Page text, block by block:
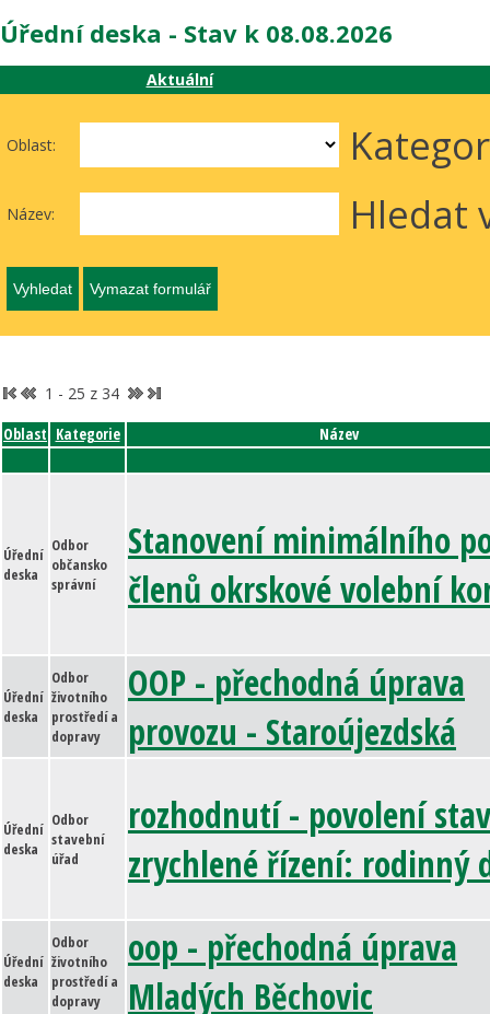
Úřední deska - Stav k 08.08.2026
Aktuální
Oblast:
Název: Hledat
1 - 25 z 34
Oblast Kategorie Název
Úřední
deska
Odbor
občansko
správní
Stanovení minimálního
členů okrskové volební
Úřední
deska
Odbor
životního
prostředí a
dopravy
OOP - přechodná úprava
provozu - Staroújezdská
Úřední
deska
Odbor
stavební
úřad
rozhodnutí - povolení
zrychlené řízení: rodinný
Úřední
deska
Odbor
životního
prostředí a
dopravy
oop - přechodná úprava
Mladých Běchovic